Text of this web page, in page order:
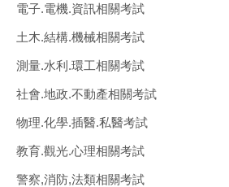
電子.電機.資訊相關考試
土木.結構.機械相關考試
測量.水利.環工相關考試
社會.地政.不動產相關考試
物理.化學.插醫.私醫考試
教育.觀光.心理相關考試
警察,消防,法類相關考試